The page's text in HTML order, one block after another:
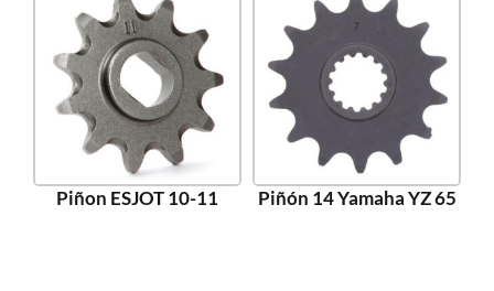
Piñon ESJOT 10-11 Piñón 14 Yamaha YZ 65